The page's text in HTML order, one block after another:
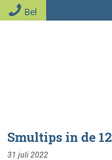
Bel
Smultips in de
31 juli 2022